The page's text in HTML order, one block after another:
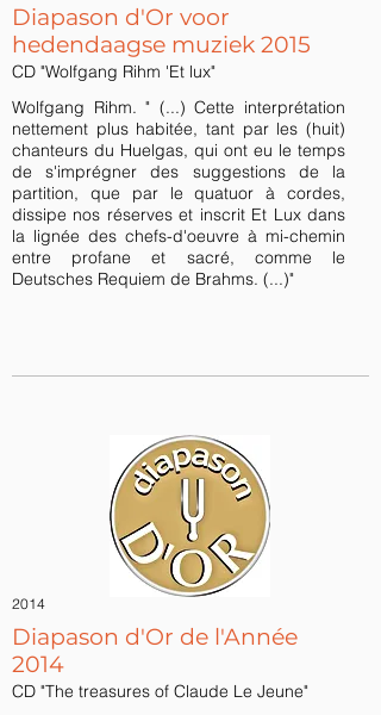
Diapason d'Or voor
hedendaagse muziek 2015
CD "Wolfgang Rihm 'Et lux"
Wolfgang Rihm. " (...) Cette interprétation
nettement plus habitée, tant par les (huit)
chanteurs du Huelgas, qui ont eu le temps
de s'imprégner des suggestions de la
partition, que par le quatuor à cordes,
dissipe nos réserves et inscrit Et Lux dans
la lignée des chefs-d'oeuvre à mi-chemin
entre profane et sacré, comme le
Deutsches Requiem de Brahms. (...)"
2014
Diapason d'Or de l'Année
2014
CD "The treasures of Claude Le Jeune"